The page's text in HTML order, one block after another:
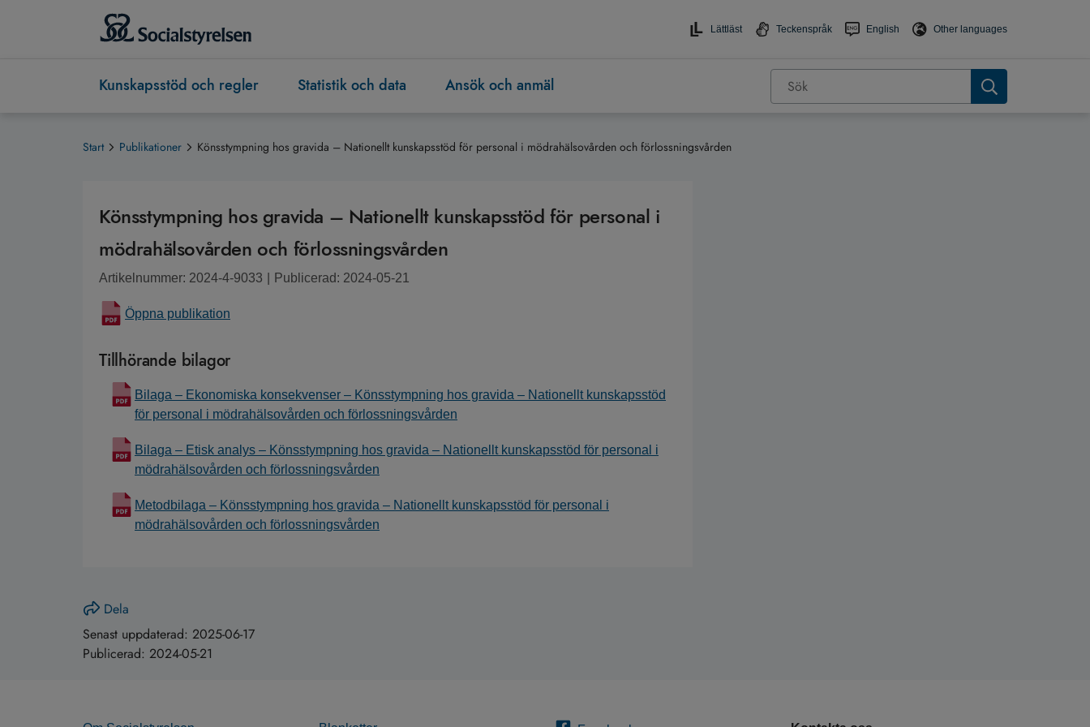
Lättläst Teckenspråk English Other languages
Kunskapsstöd och regler Statistik och data Ansök och anmäl
Start Publikationer Könsstympning hos gravida – Nationellt kunskapsstöd för personal i mödrahälsovården och förlossningsvården
Könsstympning hos gravida – Nationellt kunskapsstöd för personal i
mödrahälsovården och förlossningsvården
Artikelnummer: 2024-4-9033 Publicerad: 2024-05-21
Öppna publikation
Tillhörande bilagor
Bilaga – Ekonomiska konsekvenser – Könsstympning hos gravida – Nationellt kunskapsstöd
för personal i mödrahälsovården och förlossningsvården
Bilaga – Etisk analys – Könsstympning hos gravida – Nationellt kunskapsstöd för personal i
mödrahälsovården och förlossningsvården
Metodbilaga – Könsstympning hos gravida – Nationellt kunskapsstöd för personal i
mödrahälsovården och förlossningsvården
Dela
Senast uppdaterad: 2025-06-17
Publicerad: 2024-05-21